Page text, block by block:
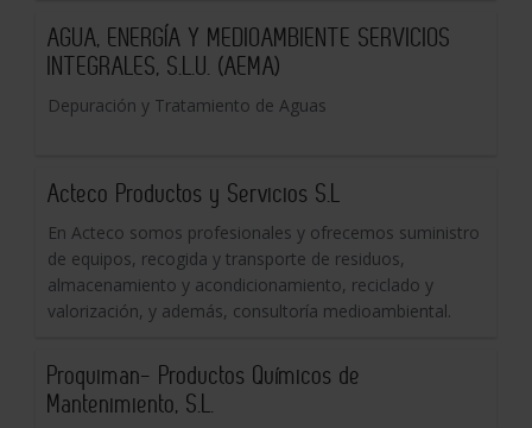
AGUA, ENERGÍA Y MEDIOAMBIENTE SERVICIOS
INTEGRALES, S.L.U. (AEMA)
Depuración y Tratamiento de Aguas
Acteco Productos y Servicios S.L
En Acteco somos profesionales y ofrecemos suministro
de equipos, recogida y transporte de residuos,
almacenamiento y acondicionamiento, reciclado y
valorización, y además, consultoría medioambiental.
Proquiman- Productos Químicos de
Mantenimiento, S.L.